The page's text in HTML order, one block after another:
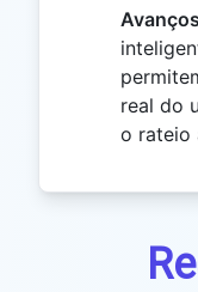
real do
o rateio